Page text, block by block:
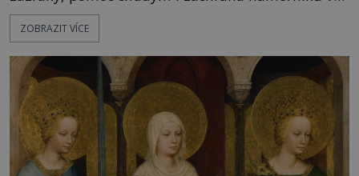
bouřích. Pak ale přichází rok 1087 a klidné místo
se mění v dějiště podivné noční výpravy. Skupina
Mikuláše a odváží jeho ostatky přes moře do Bari.
Je to zbožná záchrana před nebezpečím, nebo
promyšlená krádež,
ZOBRAZIT VÍCE